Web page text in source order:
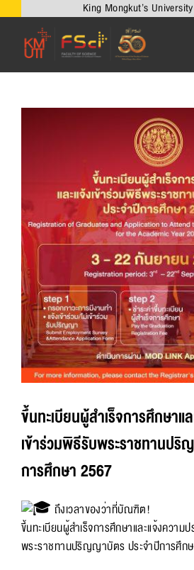
content
King Mongkut’s
หน้าหลัก
เกี่ยวกับคณะ
งานวิจัยและนวัตกรรม
เครือข่ายความร่วมมือ
บริการวิชาการ
ความร่วมมือกับต่างประเทศ
ข่าวและกิจกรรม
View
Larger
Image
ขึ้นทะเบียนผู้สำเร็จการศึกษาแ
เข้าร่วมพิธีรับพระราชทานป
การศึกษา 2567
ถึงเวลาของว่าที่บัณฑิต!
ขึ้นทะเบียนผู้สำเร็จการศึกษาและแจ้งความ
พระราชทานปริญญาบัตร ประจำปีการศึก